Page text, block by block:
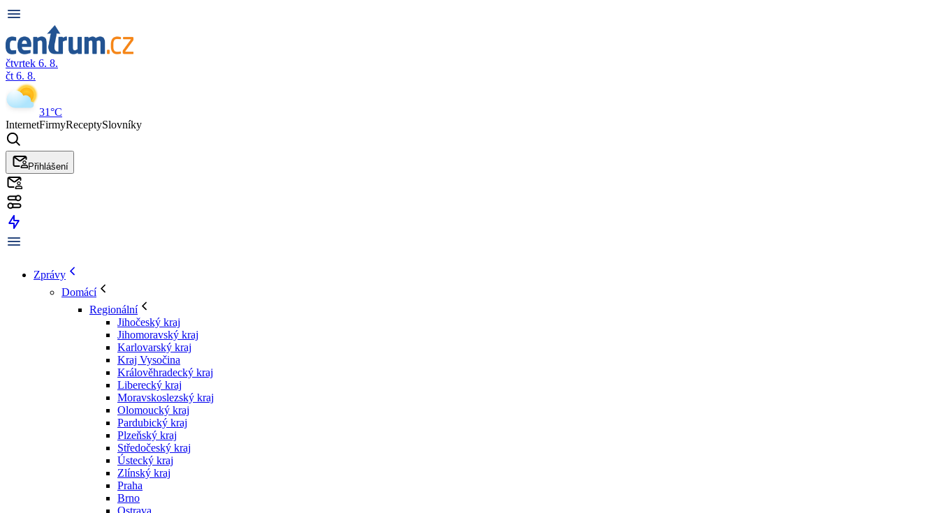
čtvrtek 6. 8.
čt 6. 8.
31°C
InternetFirmyReceptySlovníky
Přihlášení
Zprávy
Domácí
Regionální
Jihočeský kraj
Jihomoravský kraj
Karlovarský kraj
Kraj Vysočina
Králověhradecký kraj
Liberecký kraj
Moravskoslezský kraj
Olomoucký kraj
Pardubický kraj
Plzeňský kraj
Středočeský kraj
Ústecký kraj
Zlínský kraj
Praha
Brno
Ostrava